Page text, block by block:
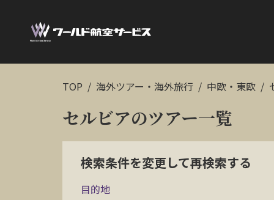
TOP 海外ツアー・海外旅行 中欧・東欧
セルビアのツアー一覧
検索条件を変更して再検索する
目的地